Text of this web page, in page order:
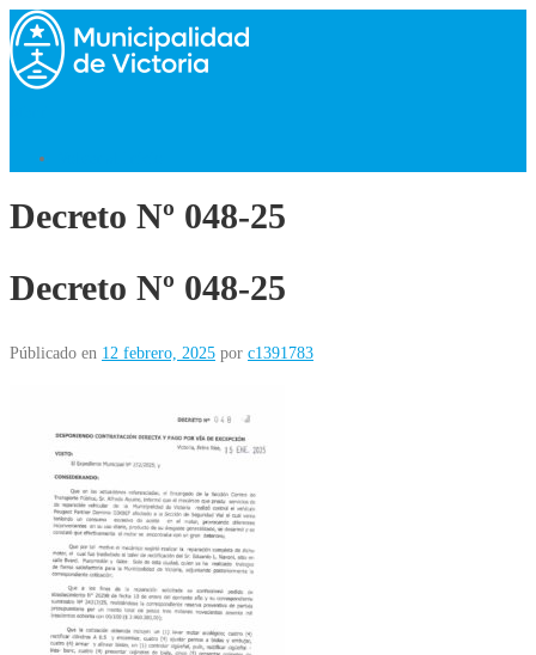
Saltar
al
contenido
Decreto Nº 048-25
Decreto Nº 048-25
Públicado en 12 febrero, 2025 por c1391783